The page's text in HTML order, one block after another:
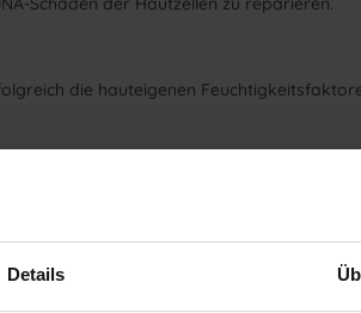
Details
die hauteigenen
Pinus Sylvestris Leaf Oil, Lactic Acid,